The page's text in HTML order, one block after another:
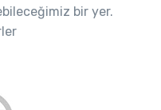
bir yer.